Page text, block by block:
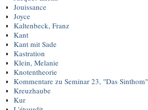
Jouissance
Joyce
Kaltenbeck, Franz
Kant
Kant mit Sade
Kastration
Klein, Melanie
Knotentheorie
Kommentare zu Seminar 23, "Das Sinthom"
Kreuzhaube
Kur